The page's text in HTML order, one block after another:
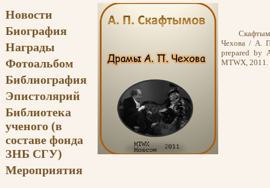
Новости
Биография
Награды
Фотоальбом
Библиография
Эпистолярий
Библиотека
ученого (в
составе фонда
ЗНБ СГУ)
Мероприятия
Чехова / А.
prepared by
MTWX, 2011.